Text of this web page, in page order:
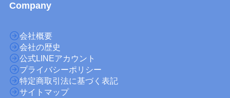
Company
会社概要
会社の歴史
公式LINEアカウント
プライバシーポリシー
特定商取引法に基づく表記
サイトマップ